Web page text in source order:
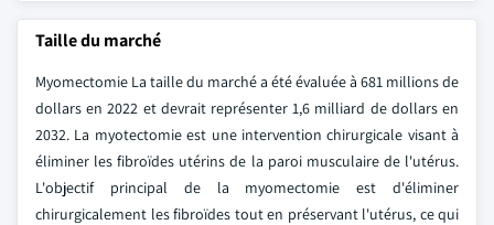
Taille du marché
Myomectomie La taille du marché a été évaluée à 681 millions de
dollars en 2022 et devrait représenter 1,6 milliard de dollars en
2032. La myotectomie est une intervention chirurgicale visant à
éliminer les fibroïdes utérins de la paroi musculaire de l'utérus.
L'objectif principal de la myomectomie est d'éliminer
chirurgicalement les fibroïdes tout en préservant l'utérus, ce qui